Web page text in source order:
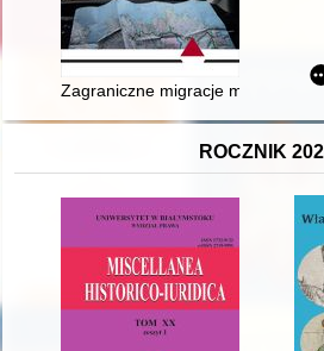
Zagraniczne migracje
ROCZNIK